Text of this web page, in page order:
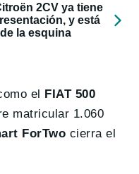
2CV ya tiene
y está
la esquina
el
FIAT 500
matricular 1.060
ForTwo cierra el